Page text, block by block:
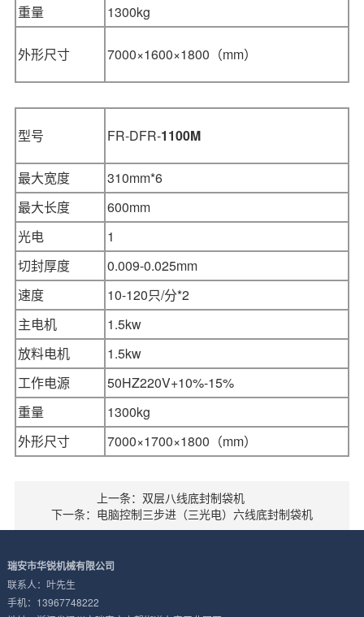
重量
1300kg
外形尺寸 7000×1600×1800 （mm）
型号 FR-DFR-1100M
最大宽度
310mm*6
最大长度
600mm
光电
1
切封厚度
0.009-0.025mm
速度
10-120只/分*2
主电机
1.5kw
放料电机
1.5kw
工作电源
50HZ220V+10%-15%
重量
1300kg
外形尺寸
7000×1700×1800（mm）
上一条：双层八线底封制袋机
下一条：电脑控制三步进（三光电）六线底封制袋机
瑞安市华锐机械有限公司
联系人：叶先生
手机：13967748222